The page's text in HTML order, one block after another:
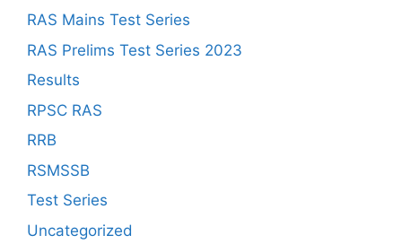
RAS Mains Test Series
RAS Prelims Test Series 2023
Results
RPSC RAS
RRB
RSMSSB
Test Series
Uncategorized